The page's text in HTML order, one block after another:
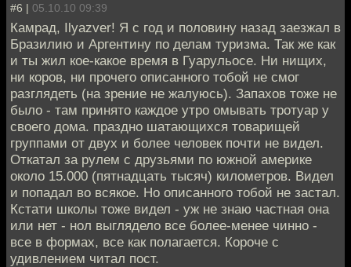
#6 | 05.10.10 09:39
Камрад, Ilyazver! Я с год и половину назад заезжал в
Бразилию и Аргентину по делам туризма. Так же как
и ты жил кое-какое время в Гуарульосе. Ни нищих,
ни коров, ни прочего описанного тобой не смог
разглядеть (на зрение не жалуюсь). Запахов тоже не
было - там принято каждое утро омывать тротуар у
своего дома. праздно шатающихся товарищей
группами от двух и более человек почти не видел.
Откатал за рулем с друзьями по южной америке
около 15.000 (пятнадцать тысяч) километров. Видел
и попадал во всякое. Но описанного тобой не застал.
Кстати школы тоже видел - уж не знаю частная она
или нет - нол выглядело все более-менее чинно -
все в формах, все как полагается. Короче с
удивлением читал пост.